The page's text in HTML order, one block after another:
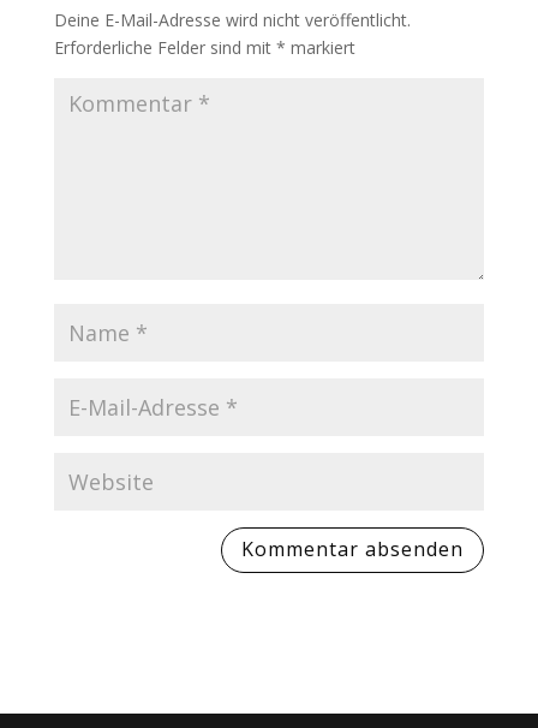
Deine E-Mail-Adresse wird nicht veröffentlicht.
Erforderliche Felder sind mit * markiert